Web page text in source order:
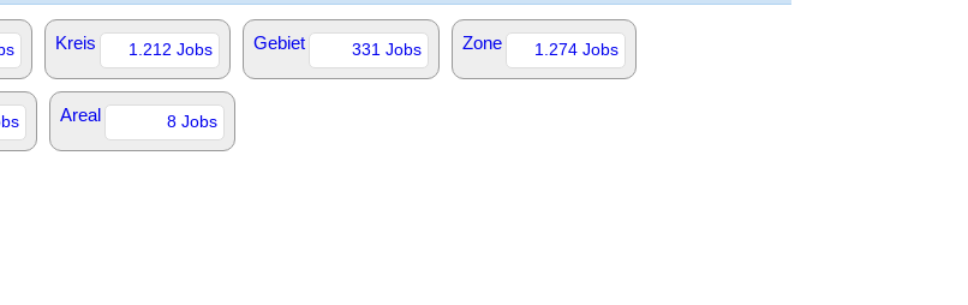
Kreis 1.212 Jobs Gebiet 331 Jobs Zone 1.274 Jobs
Areal 8 Jobs